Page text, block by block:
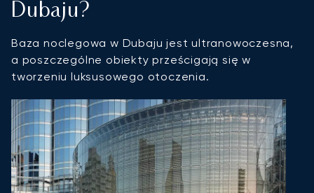
Dubaju?
Baza noclegowa w Dubaju jest ultranowoczesna,
a poszczególne obiekty prześcigają się w
tworzeniu luksusowego otoczenia.